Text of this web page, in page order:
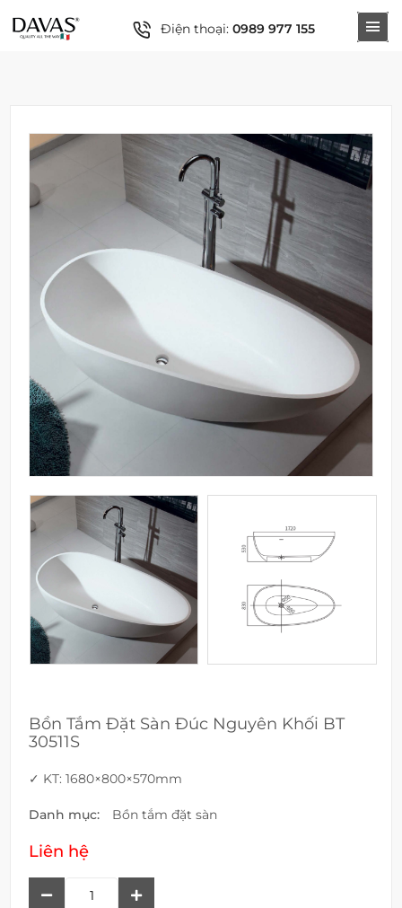
Điện thoại: 0989 977 155
Bồn Tắm Đặt Sàn Đúc Nguyên Khối BT
30511S
✓ KT: 1680×800×570mm
Danh mục: Bồn tắm đặt sàn
Liên hệ